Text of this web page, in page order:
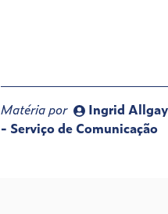
Matéria por
Ingrid
- Serviço de Comunicação